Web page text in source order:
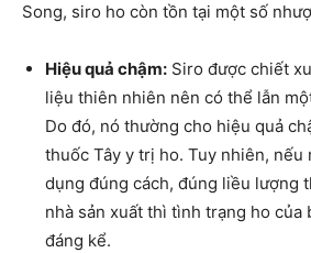
Song, siro ho còn tồn tại một số
Hiệu quả chậm: Siro được chiết
liệu thiên nhiên nên có thể lẫn
Do đó, nó thường cho hiệu quả
thuốc Tây y trị ho. Tuy nhiên,
dụng đúng cách, đúng liều lượng
nhà sản xuất thì tình trạng ho của
đáng kể.